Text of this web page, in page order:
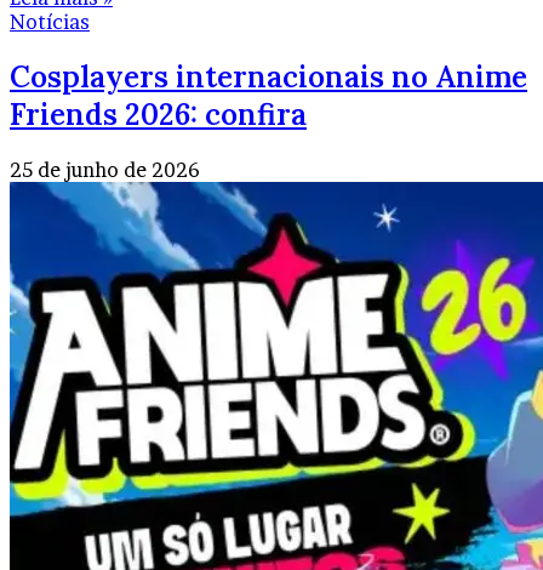
Notícias
Cosplayers internacionais no Anime
Friends 2026: confira
25 de junho de 2026